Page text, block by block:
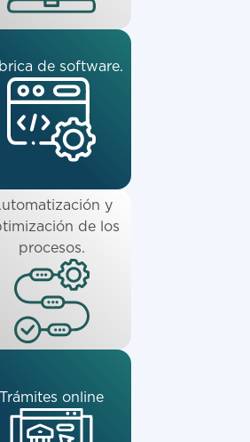
de software.
y
de los
procesos.
Trámites online